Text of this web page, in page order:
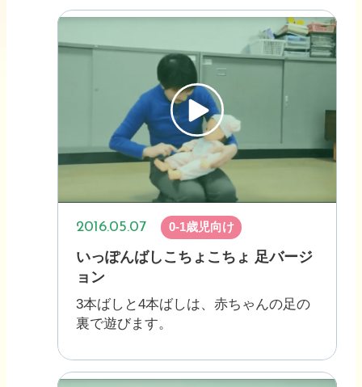
2016.05.07 0-1歳児向け
いっぽんばしこちょこちょ 足バージ
ョン
3本ばしと4本ばしは、赤ちゃんの足の
裏で遊びます。